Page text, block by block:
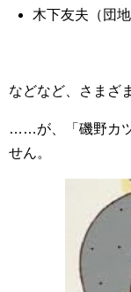
木下友夫（団地
などなど、さまざ
……が、「磯野カ
せん。